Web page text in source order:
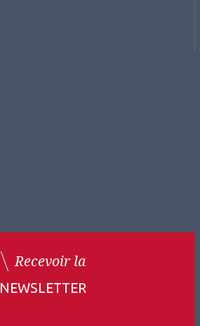
Recevoir la
NEWSLETTER